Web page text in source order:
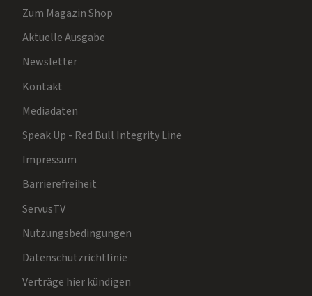
Zum Magazin Shop
Aktuelle Ausgabe
Newsletter
Kontakt
Mediadaten
Speak Up - Red Bull Integrity Line
Impressum
Barrierefreiheit
ServusTV
Nutzungsbedingungen
Datenschutzrichtlinie
Verträge hier kündigen